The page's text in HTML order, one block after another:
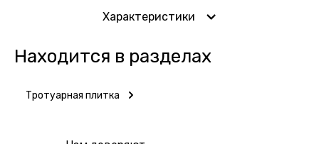
Характеристики
Находится в разделах
Тротуарная плитка